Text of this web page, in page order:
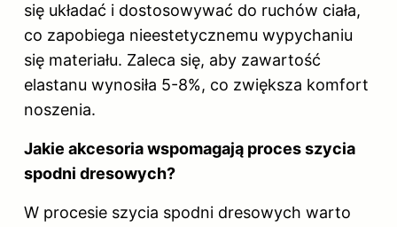
się układać i dostosowywać do ruchów ciała,
co zapobiega nieestetycznemu wypychaniu
się materiału. Zaleca się, aby zawartość
elastanu wynosiła 5-8%, co zwiększa komfort
noszenia.
Jakie akcesoria wspomagają proces szycia
spodni dresowych?
W procesie szycia spodni dresowych warto